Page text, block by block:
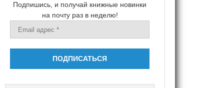
Подпишись, и получай книжные новинки
на почту раз в неделю!